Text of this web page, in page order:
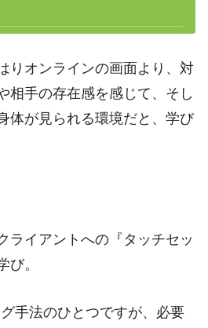
りオンラインの画面より、対
相手の存在感を感じて、そし
体が見られる環境だと、学び
ライアントへの『タッチセッ
び。
手法のひとつですが、必要